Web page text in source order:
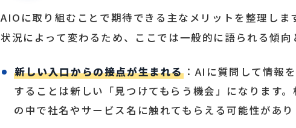
AIOに取り組むことで期待できる主なメリットを整理しま
状況によって変わるため、ここでは一般的に語られる傾向
新しい入口からの接点が生まれる ：AIに質問して情報
することは新しい「見つけてもらう機会」になります
の中で社名やサービス名に触れてもらえる可能性があり